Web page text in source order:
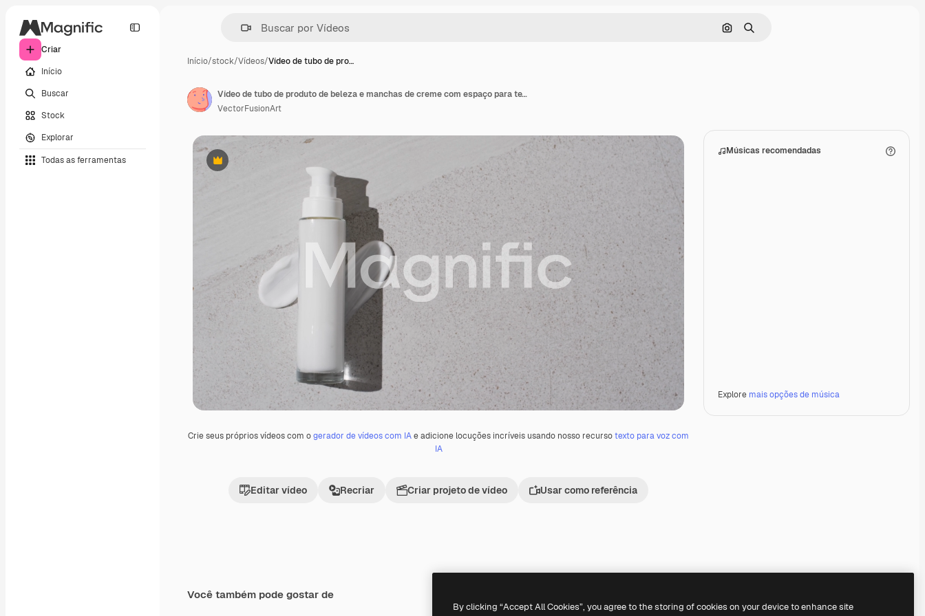
Criar
Início
Buscar
Stock
Explorar
Todas as ferramentas
Pesquisar por imagem
Buscar
Início/stock/Vídeos/Vídeo de tubo de pro…
Premium
Crie seus próprios vídeos com ogerador de vídeos com IAe adicione locuções incríveis usando nosso recursotexto para voz com
IA
Editar vídeo Recriar Criar projeto de vídeo Usar como referência
Músicas recomendadas
Explore mais opções de música
Vídeo de tubo de produto de beleza e manchas de creme com espaço para texto em fundo branco
VectorFusionArt
Você também pode gostar de
Premium
Premium
Gerado por IA Premium
PremiumGerado por IA
By clicking “Accept All Cookies”, you agree to the storing of cookies on your device to enhance site